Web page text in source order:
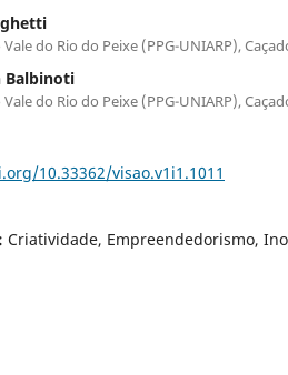
do Rio do Peixe (PPG-UNIARP),
Balbinoti
do Rio do Peixe (PPG-UNIARP),
10.33362/visao.v1i1.1011
Criatividade, Empreendedorismo,